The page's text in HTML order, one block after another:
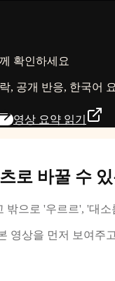
확인하세요
, 공개 반응, 한국어
영상 요약 읽기
로 바꿀 수
밖으로 '우르르', '대
영상을 먼저 보여주